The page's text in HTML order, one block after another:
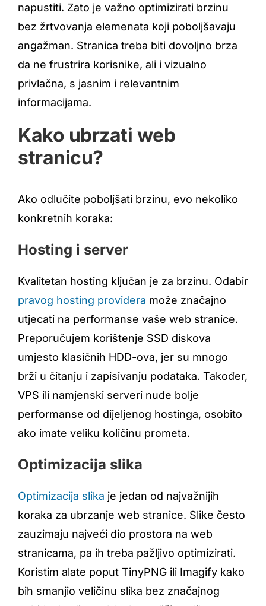
napustiti. Zato je važno optimizirati brzinu
bez žrtvovanja elemenata koji poboljšavaju
angažman. Stranica treba biti dovoljno brza
da ne frustrira korisnike, ali i vizualno
privlačna, s jasnim i relevantnim
informacijama.
Kako ubrzati web
stranicu?
Ako odlučite poboljšati brzinu, evo nekoliko
konkretnih koraka:
Hosting i server
Kvalitetan hosting ključan je za brzinu. Odabir
pravog hosting providera može značajno
utjecati na performanse vaše web stranice.
Preporučujem korištenje SSD diskova
umjesto klasičnih HDD-ova, jer su mnogo
brži u čitanju i zapisivanju podataka. Također,
VPS ili namjenski serveri nude bolje
performanse od dijeljenog hostinga, osobito
ako imate veliku količinu prometa.
Optimizacija slika
Optimizacija slika je jedan od najvažnijih
koraka za ubrzanje web stranice. Slike često
zauzimaju najveći dio prostora na web
stranicama, pa ih treba pažljivo optimizirati.
Koristim alate poput TinyPNG ili Imagify kako
bih smanjio veličinu slika bez značajnog